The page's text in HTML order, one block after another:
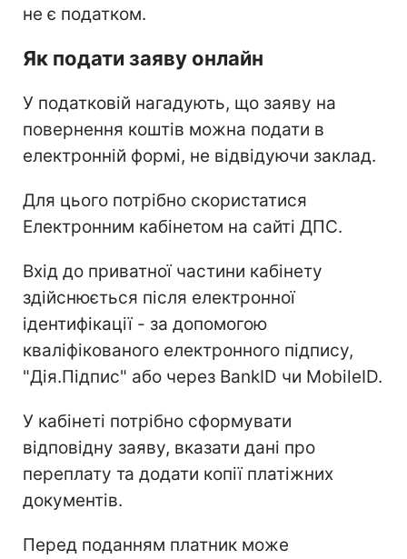
не є податком.
Як подати заяву онлайн
У податковій нагадують, що заяву на
повернення коштів можна подати в
електронній формі, не відвідуючи заклад.
Для цього потрібно скористатися
Електронним кабінетом на сайті ДПС.
Вхід до приватної частини кабінету
здійснюється після електронної
ідентифікації - за допомогою
кваліфікованого електронного підпису,
"Дія.Підпис" або через BankID чи MobileID.
У кабінеті потрібно сформувати
відповідну заяву, вказати дані про
переплату та додати копії платіжних
документів.
Перед поданням платник може